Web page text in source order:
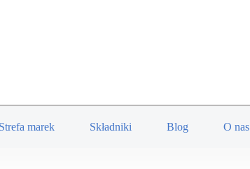
Strefa marek Składniki Blog O nas